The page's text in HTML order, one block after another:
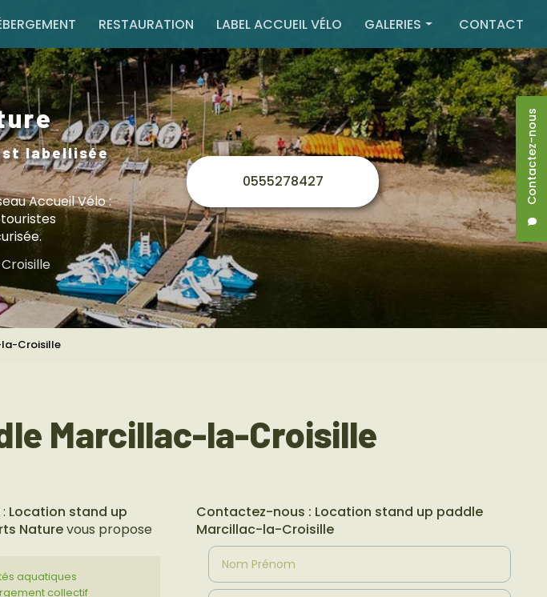
Contactez-nous
RESTAURATION LABEL ACCUEIL VÉLO GALERIES
Activités extérieures
Hébergement
Restauration
CONTACT
labellisée
Accueil Vélo :
0555278427
Croisille
Marcillac-la-Croisille
Location stand up
Naturevous propose
aquatiques
collectif
Contactez-nous : Location stand up paddle
Marcillac-la-Croisille
Nom Prénom